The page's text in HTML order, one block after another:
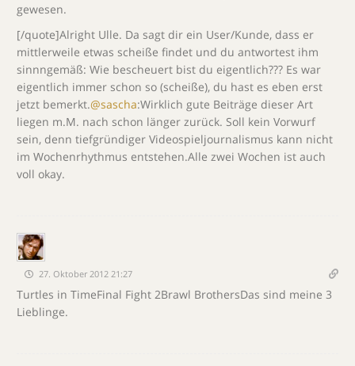
gewesen.
[/quote]Alright Ulle. Da sagt dir ein User/Kunde, dass er
mittlerweile etwas scheiße findet und du antwortest ihm
sinnngemäß: Wie bescheuert bist du eigentlich??? Es war
eigentlich immer schon so (scheiße), du hast es eben erst
jetzt bemerkt.@sascha:Wirklich gute Beiträge dieser Art
liegen m.M. nach schon länger zurück. Soll kein Vorwurf
sein, denn tiefgründiger Videospieljournalismus kann nicht
im Wochenrhythmus entstehen.Alle zwei Wochen ist auch
voll okay.
27. Oktober 2012 21:27
Turtles in TimeFinal Fight 2Brawl BrothersDas sind meine 3
Lieblinge.